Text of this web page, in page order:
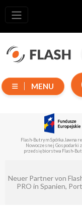
MENU
Alle
Produkte
Verschieben
Geräten
Reflektoren
Zubehör
Laser
Funduszy Europejskich dla
MŚP, pt. „Rozwój
rynkach eksportowych”
Lesen Sie
weiter